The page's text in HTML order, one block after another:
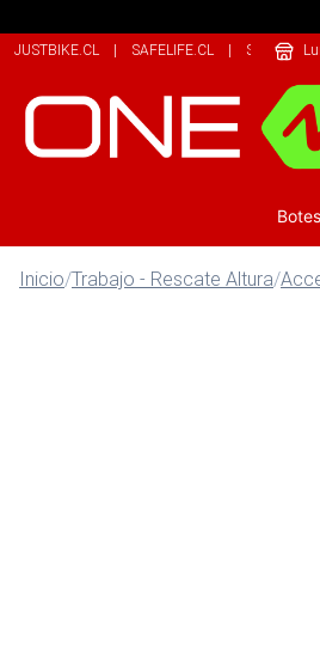
JUSTBIKE.CL | SAFELIFE.CL |
Botes
Inicio/Trabajo - Rescate Altura/